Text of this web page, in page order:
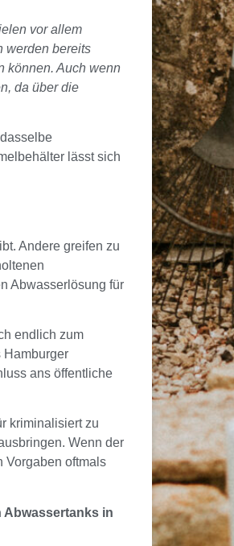
vor allem
werden bereits
können. Auch wenn
da über die
lässt sich
Andere greifen zu
Abwasserlösung für
endlich zum
Hamburger
ans öffentliche
kriminalisiert zu
Wenn der
Vorgaben oftmals
Abwassertanks in